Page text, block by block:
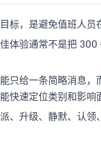
标，是避免值班人
体验通常不是把
只给一条简略消息
快速定位类别和影响
、升级、静默、认